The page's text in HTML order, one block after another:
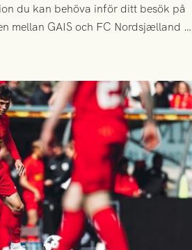
du kan behöva inför ditt besök på
mellan GAIS och FC Nordsjælland i
Avspark kl 19.00 på torsdag